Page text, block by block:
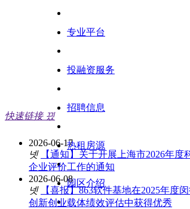
专业平台
投融资服务
招聘信息
热租房源
园区介绍
快速链接 끴
2026-06-17
넷
【通知】关于开展上海市2026年度
企业评价工作的通知
2026-06-08
넷
【喜报】863软件基地在2025年度
创新创业载体绩效评估中获得优秀